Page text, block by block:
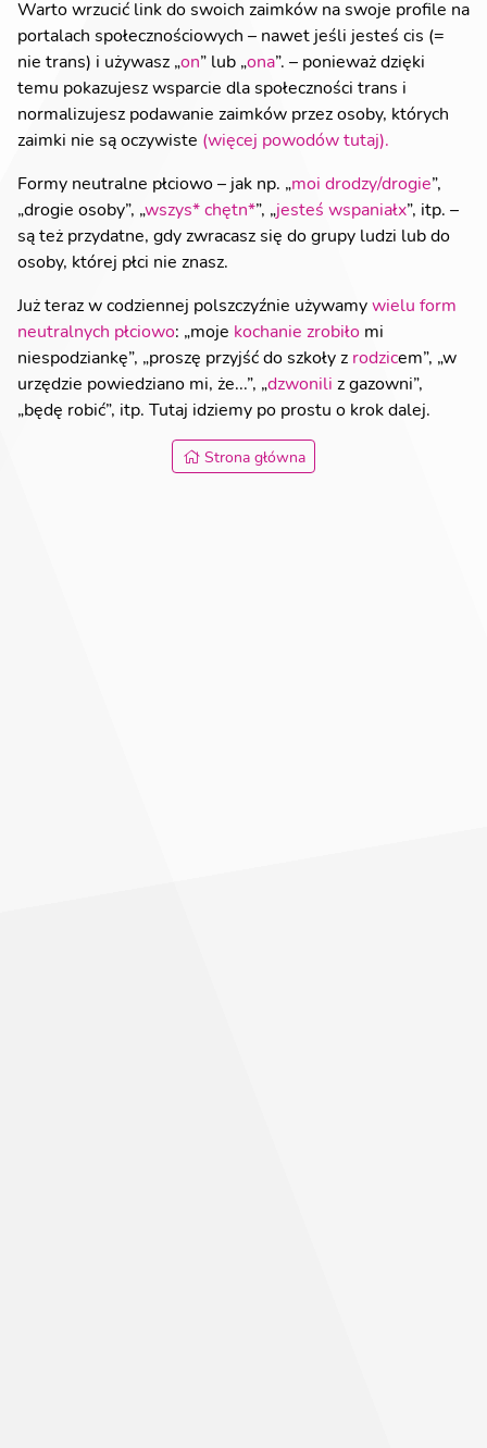
Warto wrzucić link do swoich zaimków na swoje profile na
portalach społecznościowych – nawet jeśli jesteś cis (=
nie trans) i używasz „on” lub „ona”. – ponieważ dzięki
temu pokazujesz wsparcie dla społeczności trans i
normalizujesz podawanie zaimków przez osoby, których
zaimki nie są oczywiste (więcej powodów tutaj).
Formy neutralne płciowo – jak np. „moi drodzy/drogie”,
„drogie osoby”, „wszys* chętn*”, „jesteś wspaniałx”, itp. –
są też przydatne, gdy zwracasz się do grupy ludzi lub do
osoby, której płci nie znasz.
Już teraz w codziennej polszczyźnie używamy wielu form
neutralnych płciowo: „moje kochanie zrobiło mi
niespodziankę”, „proszę przyjść do szkoły z rodzicem”, „w
urzędzie powiedziano mi, że...”, „dzwonili z gazowni”,
„będę robić”, itp. Tutaj idziemy po prostu o krok dalej.
Strona główna